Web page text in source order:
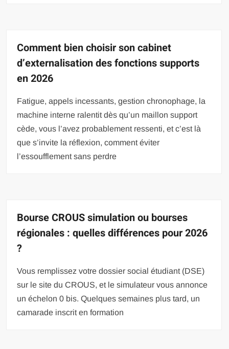
Comment bien choisir son cabinet
d’externalisation des fonctions supports
en 2026
Fatigue, appels incessants, gestion chronophage, la
machine interne ralentit dès qu’un maillon support
cède, vous l’avez probablement ressenti, et c’est là
que s’invite la réflexion, comment éviter
l’essoufflement sans perdre
Bourse CROUS simulation ou bourses
régionales : quelles différences pour 2026
?
Vous remplissez votre dossier social étudiant (DSE)
sur le site du CROUS, et le simulateur vous annonce
un échelon 0 bis. Quelques semaines plus tard, un
camarade inscrit en formation